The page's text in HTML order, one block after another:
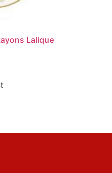
Lalique